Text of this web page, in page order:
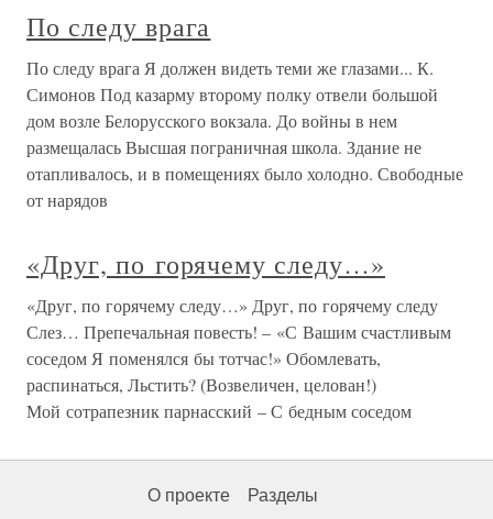
По следу врага
По следу врага Я должен видеть теми же глазами... К.
Симонов Под казарму второму полку отвели большой
дом возле Белорусского вокзала. До войны в нем
размещалась Высшая пограничная школа. Здание не
отапливалось, и в помещениях было холодно. Свободные
от нарядов
«Друг, по горячему следу…»
«Друг, по горячему следу…» Друг, по горячему следу
Слез… Препечальная повесть! – «С Вашим счастливым
соседом Я поменялся бы тотчас!» Обомлевать,
распинаться, Льстить? (Возвеличен, целован!)
Мой сотрапезник парнасский – С бедным соседом
О проекте Разделы